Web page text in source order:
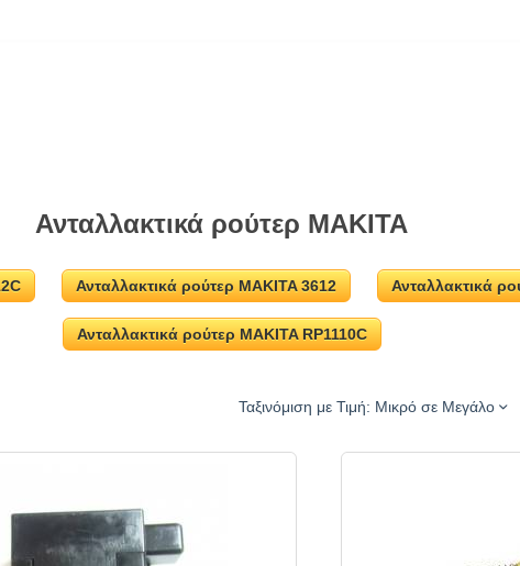
Ανταλλακτικά ρούτερ MAKITA
Ανταλλακτικά ρούτερ MAKITA 3612 Ανταλλακτικά
Ανταλλακτικά ρούτερ MAKITA RP1110C
Ταξινόμιση με Τιμή: Μικρό σε Μεγάλο